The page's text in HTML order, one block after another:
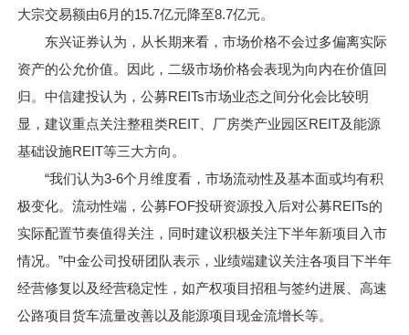
大宗交易额由6月的15.7亿元降至8.7亿元。
东兴证券认为，从长期来看，市场价格不会过多偏离实际
资产的公允价值。因此，二级市场价格会表现为向内在价值回
归。中信建投认为，公募REITs市场业态之间分化会比较明
显，建议重点关注整租类REIT、厂房类产业园区REIT及能源
基础设施REIT等三大方向。
“我们认为3-6个月维度看，市场流动性及基本面或均有积
极变化。流动性端，公募FOF投研资源投入后对公募REITs的
实际配置节奏值得关注，同时建议积极关注下半年新项目入市
情况。”中金公司投研团队表示，业绩端建议关注各项目下半年
经营修复以及经营稳定性，如产权项目招租与签约进展、高速
公路项目货车流量改善以及能源项目现金流增长等。